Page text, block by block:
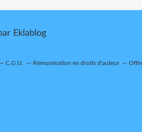
Eklablog
C.G.U. Rémunération en droits d'auteur